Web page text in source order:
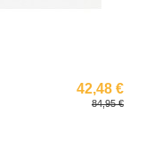
42,48 €
84,95 €